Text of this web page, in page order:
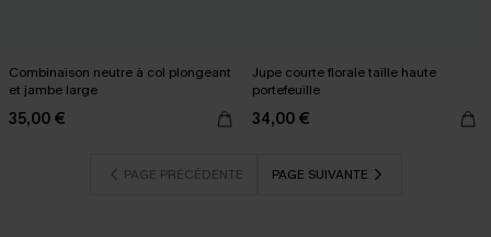
Combinaison neutre à col plongeant
et jambe large
35,00 €
Jupe courte florale taille haute
portefeuille
34,00 €
PAGE PRÉCÉDENTE PAGE SUIVANTE